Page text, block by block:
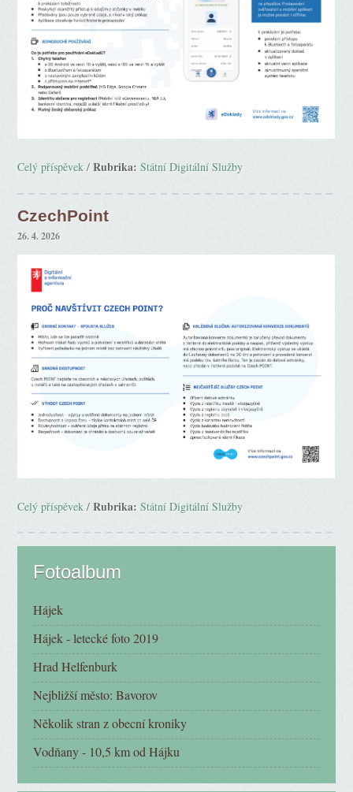
Celý příspěvek /Rubrika: Státní Digitální Služby
CzechPoint
26. 4. 2026
Celý příspěvek /Rubrika: Státní Digitální Služby
Fotoalbum
Hájek
Hájek - letecké foto 2019
Hrad Helfenburk
Nejbližší město: Bavorov
Několik stran z obecní kroniky
Vodňany - 10,5 km od Hájku